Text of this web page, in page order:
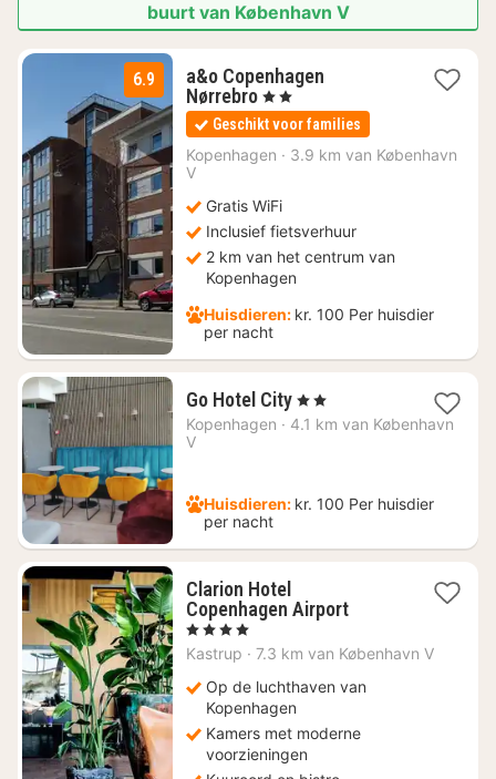
buurt van København V
6.9
a&o Copenhagen
Nørrebro2
nachten
vanaf
€
, 2 Sterren
Geschikt voor families
Kopenhagen · 3.9 km van København
V
Gratis WiFi
Inclusief fietsverhuur
2 km van het centrum van
Kopenhagen
Huisdieren: kr. 100 Per huisdier
per nacht
Go Hotel City1
nacht
, 2 Sterren
Kopenhagen · 4.1 km van København
V
Huisdieren: kr. 100 Per huisdier
per nacht
Clarion Hotel
Copenhagen Airport1
vanaf
235,45
, 4 Sterren
Kastrup · 7.3 km van København V
Op de luchthaven van
Kopenhagen
Kamers met moderne
voorzieningen